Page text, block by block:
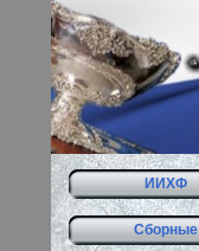
ИИХФ
Сборные